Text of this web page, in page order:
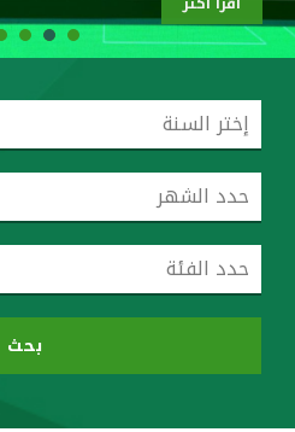
القنوات المصرفية
أدوات وخدمات
خدمات ما بعد البيع
اتصل بنا
مواقع الفروع وأجهزة الصرف الآلي
بحث